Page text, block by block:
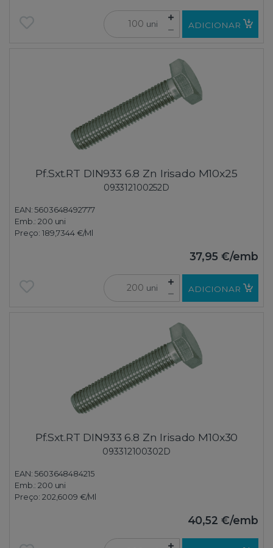
uni ADICIONAR
Pf.Sxt.RT DIN933 6.8 Zn Irisado M10x25
093312100252D
EAN: 5603648492777
Emb.:200 uni
Preço: 189,7344 €/Ml
37,95 €/emb
uni ADICIONAR
Pf.Sxt.RT DIN933 6.8 Zn Irisado M10x30
093312100302D
EAN: 5603648484215
Emb.:200 uni
Preço: 202,6009 €/Ml
40,52 €/emb